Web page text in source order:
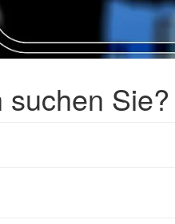
suchen Sie?